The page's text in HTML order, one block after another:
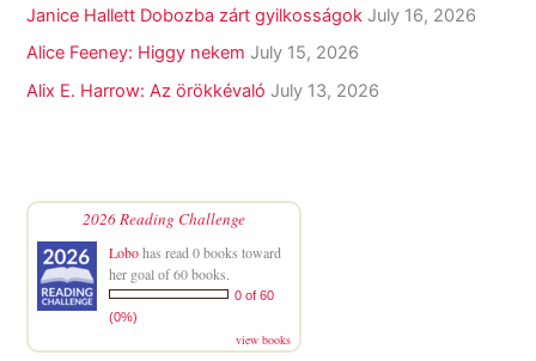
Janice Hallett Dobozba zárt gyilkosságok July 16, 2026
Alice Feeney: Higgy nekem July 15, 2026
Alix E. Harrow: Az örökkévaló July 13, 2026
2026 Reading Challenge
Lobohas read 0 books toward
her goal of 60 books.
0 of 60
(0%)
view books